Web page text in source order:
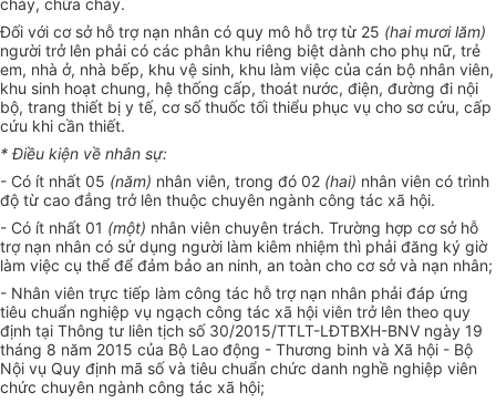
Đối với cơ sở hỗ trợ nạn nhân có quy mô hỗ trợ từ 25 (hai mươi lăm)
người trở lên phải có các phân khu riêng biệt dành cho phụ nữ, trẻ
em, nhà ở, nhà bếp, khu vệ sinh, khu làm việc của cán bộ nhân viên,
khu sinh hoạt chung, hệ thống cấp, thoát nước, điện, đường đi nội
bộ, trang thiết bị y tế, cơ số thuốc tối thiểu phục vụ cho sơ cứu, cấp
cứu khi cần thiết.
* Điều kiện về nhân sự:
- Có ít nhất 05 (năm) nhân viên, trong đó 02 (hai) nhân viên có trình
độ từ cao đẳng trở lên thuộc chuyên ngành công tác xã hội.
- Có ít nhất 01 (một) nhân viên chuyên trách. Trường hợp cơ sở hỗ
trợ nạn nhân có sử dụng người làm kiêm nhiệm thì phải đăng ký giờ
làm việc cụ thể để đảm bảo an ninh, an toàn cho cơ sở và nạn nhân;
- Nhân viên trực tiếp làm công tác hỗ trợ nạn nhân phải đáp ứng
tiêu chuẩn nghiệp vụ ngạch công tác xã hội viên trở lên theo quy
định tại Thông tư liên tịch số 30/2015/TTLT-LĐTBXH-BNV ngày 19
tháng 8 năm 2015 của Bộ Lao động - Thương binh và Xã hội - Bộ
Nội vụ Quy định mã số và tiêu chuẩn chức danh nghề nghiệp viên
chức chuyên ngành công tác xã hội;